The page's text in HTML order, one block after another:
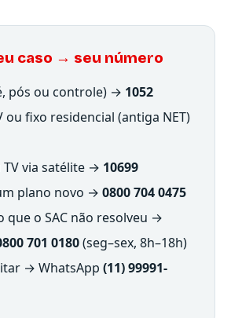
caso → seu número
pós ou controle) → 1052
ou fixo residencial (antiga NET)
via satélite → 10699
plano novo → 0800 704 0475
que o SAC não resolveu →
701 0180(seg–sex, 8h–18h)
→ WhatsApp (11) 99991-